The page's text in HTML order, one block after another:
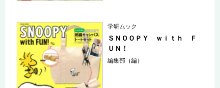
学研ムック
ＳＮＯＯＰＹ ｗｉｔｈ Ｆ
ＵＮ！
編集部（編）